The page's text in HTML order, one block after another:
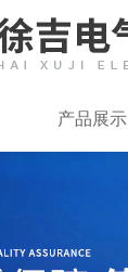
产品展示